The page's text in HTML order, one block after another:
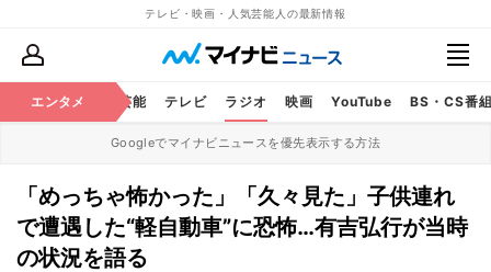
テレビ・映画・人気芸能人の最新情報
エンタメ 芸能 テレビ ラジオ 映画 YouTube BS・CS番
Googleでマイナビニュースを優先表示する方法
「めっちゃ怖かった」「久々見た」子供連れ
で遭遇した“軽自動車”に恐怖…有吉弘行が当時
の状況を語る